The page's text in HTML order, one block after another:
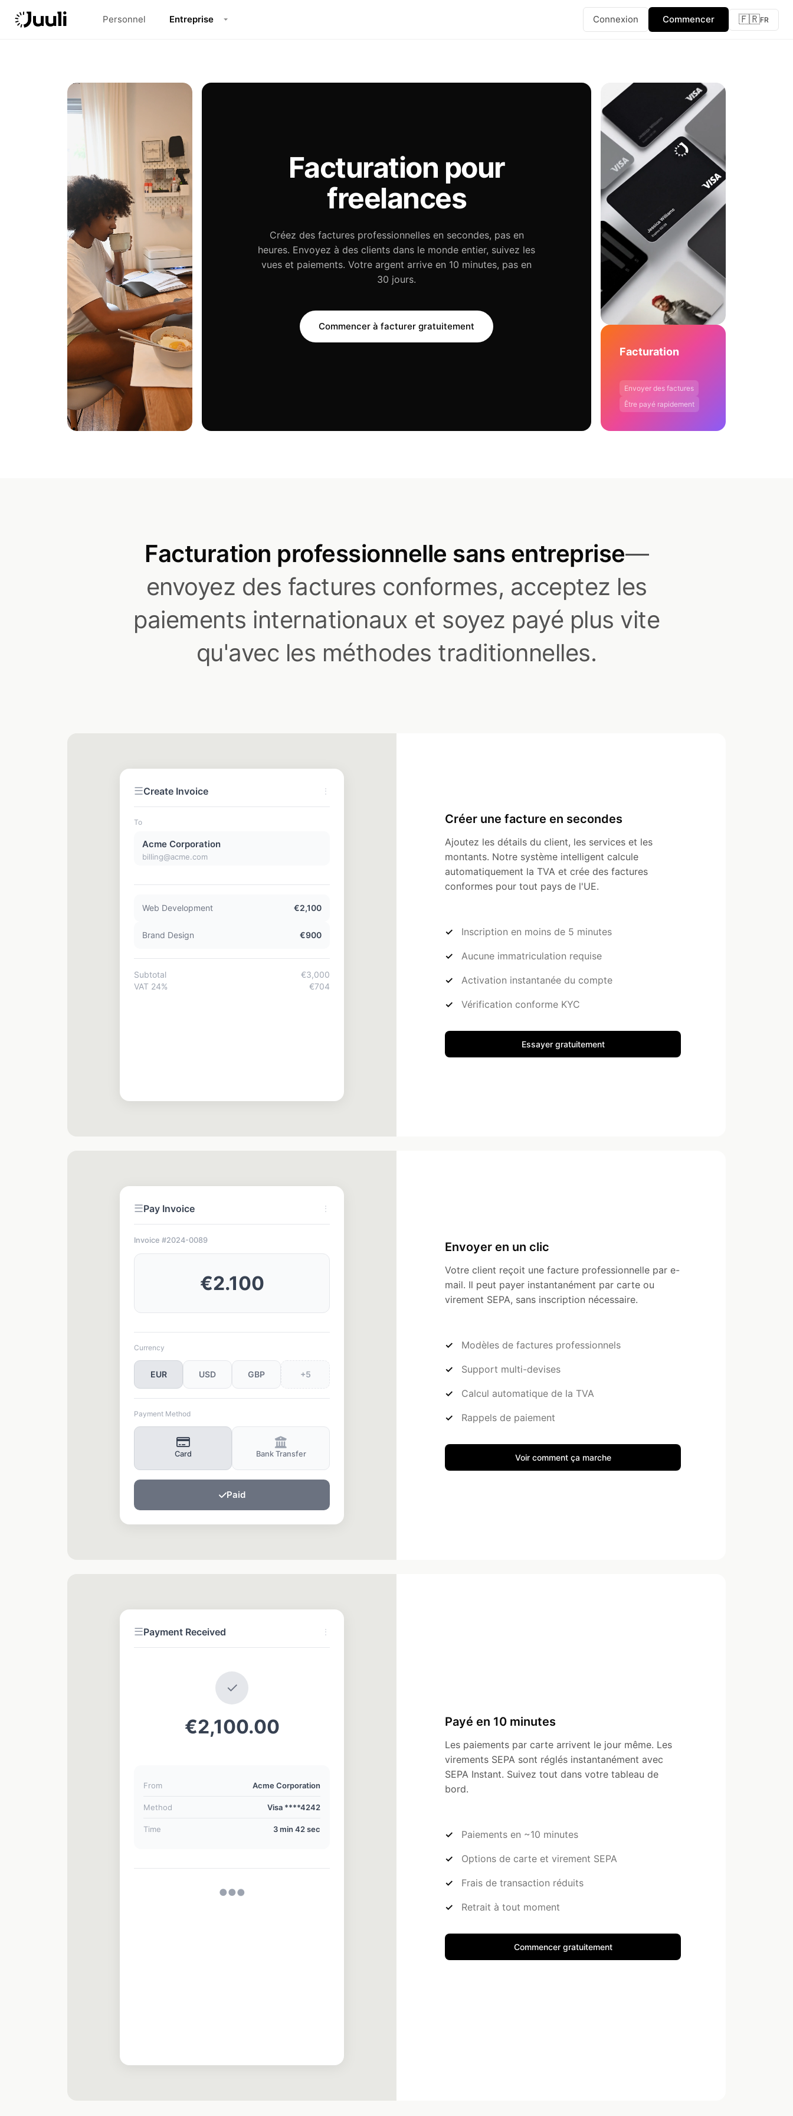
Personnel Entreprise Connexion Commencer 🇫🇷FR
Facturation pour
freelances
Créez des factures professionnelles en secondes, pas en
heures. Envoyez à des clients dans le monde entier, suivez les
vues et paiements. Votre argent arrive en 10 minutes, pas en
30 jours.
Commencer à facturer gratuitement
Facturation
Envoyer des factures
Être payé rapidement
Facturation professionnelle sans entreprise—
envoyez des factures conformes, acceptez les
paiements internationaux et soyez payé plus vite
qu'avec les méthodes traditionnelles.
☰Create Invoice ⋮
To
Acme Corporation
billing@acme.com
Web Development €2,100
Brand Design €900
Subtotal
€3,000
VAT 24%
€720
Créer une facture en secondes
Ajoutez les détails du client, les services et les
montants. Notre système intelligent calcule
automatiquement la TVA et crée des factures
conformes pour tout pays de l'UE.
Inscription en moins de 5 minutes
Aucune immatriculation requise
Activation instantanée du compte
Vérification conforme KYC
Essayer gratuitement
☰Pay Invoice ⋮
Invoice #2024-0089
€0
Currency
EUR USD GBP +5
Payment Method
Card Bank Transfer
Pay Now
Envoyer en un clic
Votre client reçoit une facture professionnelle par e-
mail. Il peut payer instantanément par carte ou
virement SEPA, sans inscription nécessaire.
Modèles de factures professionnels
Support multi-devises
Calcul automatique de la TVA
Rappels de paiement
Voir comment ça marche
☰Payment Received ⋮
✓
€2,100.00
From Acme Corporation
Method Visa ****4242
Time 3 min 42 sec
●●●
Payé en 10 minutes
Les paiements par carte arrivent le jour même. Les
virements SEPA sont réglés instantanément avec
SEPA Instant. Suivez tout dans votre tableau de
bord.
Paiements en ~10 minutes
Options de carte et virement SEPA
Frais de transaction réduits
Retrait à tout moment
Commencer gratuitement